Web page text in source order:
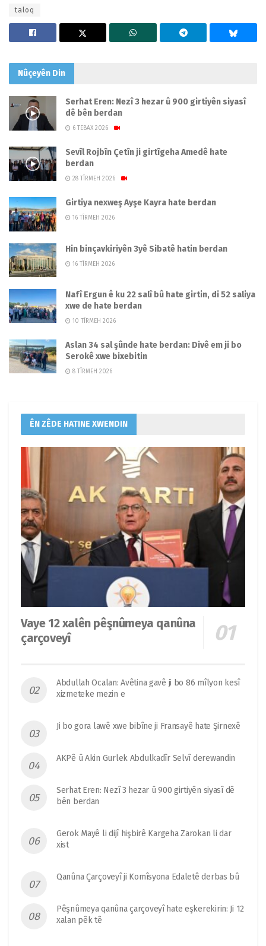
taloq
Nûçeyên Din
Serhat Eren: Nezî 3 hezar û 900 girtiyên siyasî
dê bên berdan
6 TEBAX 2026
Sevîl Rojbîn Çetîn ji girtîgeha Amedê hate
berdan
28 TÎRMEH 2026
Girtiya nexweş Ayşe Kayra hate berdan
16 TÎRMEH 2026
Hin binçavkiriyên 3yê Sibatê hatin berdan
16 TÎRMEH 2026
Nafî Ergun ê ku 22 salî bû hate girtin, di 52 saliya
xwe de hate berdan
10 TÎRMEH 2026
Aslan 34 sal şûnde hate berdan: Divê em ji bo
Serokê xwe bixebitin
8 TÎRMEH 2026
ÊN ZÊDE HATINE XWENDIN
Vaye 12 xalên pêşnûmeya qanûna
çarçoveyî
Abdullah Ocalan: Avêtina gavê ji bo 86 mîlyon kesî
xizmeteke mezin e
Ji bo gora lawê xwe bibîne ji Fransayê hate Şirnexê
AKPê û Akin Gurlek Abdulkadîr Selvî derewandin
Serhat Eren: Nezî 3 hezar û 900 girtiyên siyasî dê
bên berdan
Gerok Mayê li dijî hişbirê Kargeha Zarokan li dar
xist
Qanûna Çarçoveyî ji Komîsyona Edaletê derbas bû
Pêşnûmeya qanûna çarçoveyî hate eşkerekirin: Ji 12
xalan pêk tê